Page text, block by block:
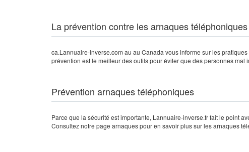
La prévention contre les arnaques téléphoniques
ca.Lannuaire-inverse.com au au Canada vous informe sur les
prévention est le meilleur des outils pour éviter que des personnes
Prévention arnaques téléphoniques
Parce que la sécurité est importante, Lannuaire-inverse.fr fait le point
Consultez notre page arnaques pour en savoir plus sur les arnaques